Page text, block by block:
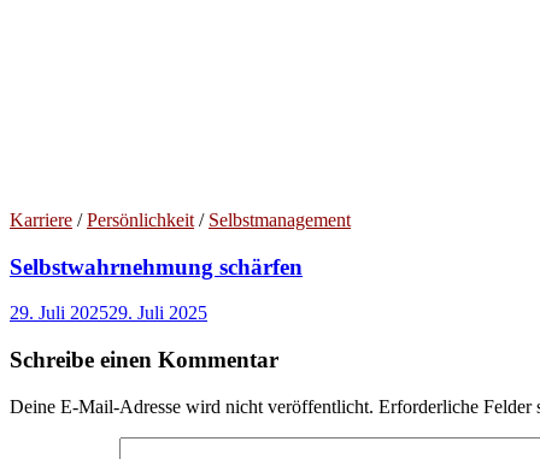
Karriere /Persönlichkeit / Selbstmanagement
Selbstwahrnehmung schärfen
29. Juli 202529. Juli 2025
Schreibe einen Kommentar
Deine E-Mail-Adresse wird nicht veröffentlicht. Erforderliche Felder